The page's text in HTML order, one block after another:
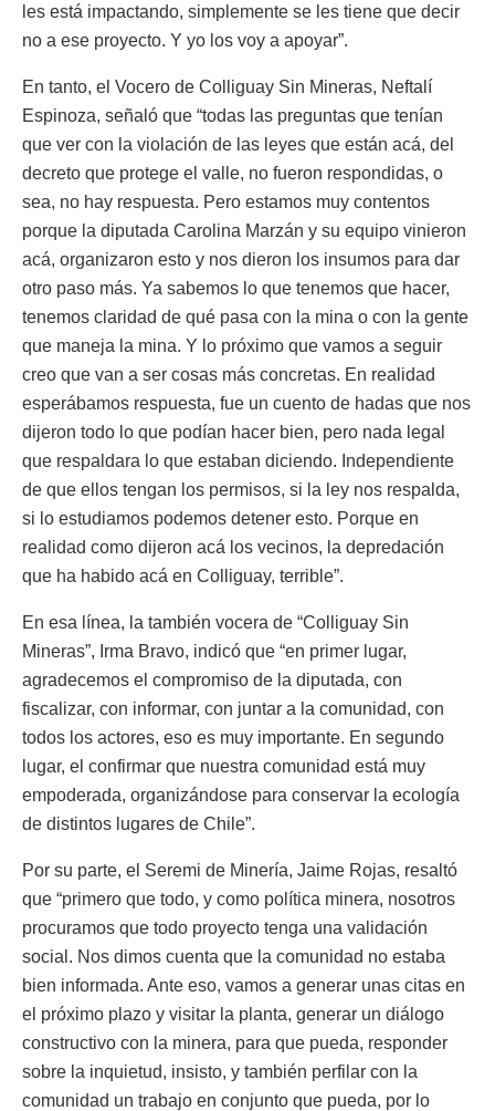
les está impactando, simplemente se les tiene que decir
no a ese proyecto. Y yo los voy a apoyar”.
En tanto, el Vocero de Colliguay Sin Mineras, Neftalí
Espinoza, señaló que “todas las preguntas que tenían
que ver con la violación de las leyes que están acá, del
decreto que protege el valle, no fueron respondidas, o
sea, no hay respuesta. Pero estamos muy contentos
porque la diputada Carolina Marzán y su equipo vinieron
acá, organizaron esto y nos dieron los insumos para dar
otro paso más. Ya sabemos lo que tenemos que hacer,
tenemos claridad de qué pasa con la mina o con la gente
que maneja la mina. Y lo próximo que vamos a seguir
creo que van a ser cosas más concretas. En realidad
esperábamos respuesta, fue un cuento de hadas que nos
dijeron todo lo que podían hacer bien, pero nada legal
que respaldara lo que estaban diciendo. Independiente
de que ellos tengan los permisos, si la ley nos respalda,
si lo estudiamos podemos detener esto. Porque en
realidad como dijeron acá los vecinos, la depredación
que ha habido acá en Colliguay, terrible”.
En esa línea, la también vocera de “Colliguay Sin
Mineras”, Irma Bravo, indicó que “en primer lugar,
agradecemos el compromiso de la diputada, con
fiscalizar, con informar, con juntar a la comunidad, con
todos los actores, eso es muy importante. En segundo
lugar, el confirmar que nuestra comunidad está muy
empoderada, organizándose para conservar la ecología
de distintos lugares de Chile”.
Por su parte, el Seremi de Minería, Jaime Rojas, resaltó
que “primero que todo, y como política minera, nosotros
procuramos que todo proyecto tenga una validación
social. Nos dimos cuenta que la comunidad no estaba
bien informada. Ante eso, vamos a generar unas citas en
el próximo plazo y visitar la planta, generar un diálogo
constructivo con la minera, para que pueda, responder
sobre la inquietud, insisto, y también perfilar con la
comunidad un trabajo en conjunto que pueda, por lo